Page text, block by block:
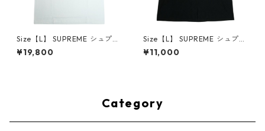
Size【L】 SUPREME シュプリ
ーム 25SS Mouse Tee White
Tシャツ 白 【新古品・未使用
¥19,800
Size【L】 SUPREME シュプリ
ーム ×The Exorcist 25FW Mo
ther L/S Tee Black ロンT 黒
¥11,000
Category